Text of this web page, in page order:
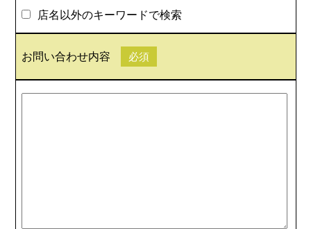
店名以外のキーワードで検索
お問い合わせ内容 必須